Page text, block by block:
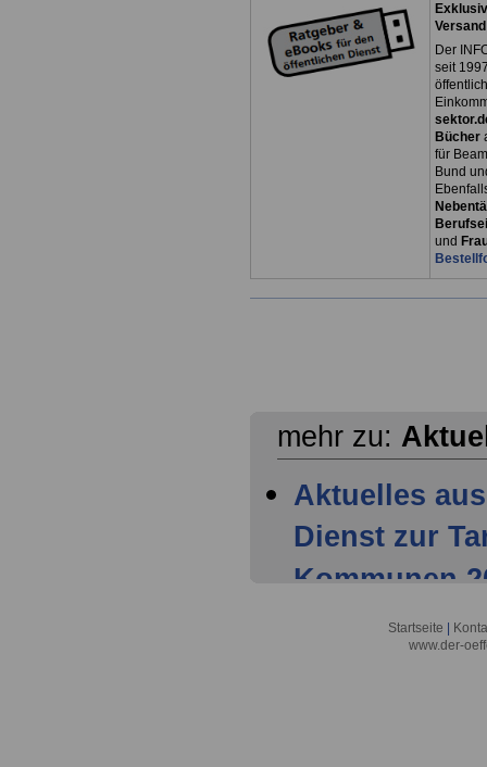
Der
seit
Bücher
für
Bund
und
mehr zu:
Aktuelles
Dienst zur
Kommunen
Mitglieder
Startseite
www.der-